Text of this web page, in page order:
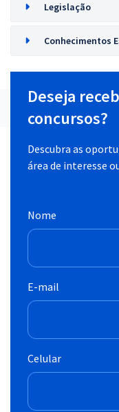
Legislação
Conhecimentos
Deseja
concursos?
Descubra as
área de interesse
Nome
E-mail
Celular